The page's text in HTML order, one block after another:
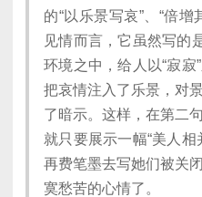
的“以乐景写哀”、“倍
见情而言，它虽然写的
环境之中，给人以“寂
把哀情注入了乐景，对
了暗示。这样，在第二
就只要展示一幅“美人
再费笔墨去写她们被关
寞愁苦的心情了。